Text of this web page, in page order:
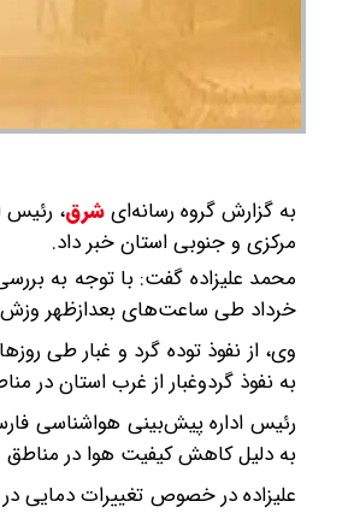
به گزارش گروه رسانه‌ایشرق، رئیس
مرکزی و جنوبی استان خبر داد.
محمد علیزاده گفت: با توجه به
خرداد طی ساعت‌های بعدازظهر وزش
وی، از نفوذ توده گرد و غبار طی
به نفوذ گردوغبار از غرب استان
رئیس اداره پیش‌بینی هواشناسی
به دلیل کاهش کیفیت هوا در مناطق
علیزاده در خصوص تغییرات دمایی